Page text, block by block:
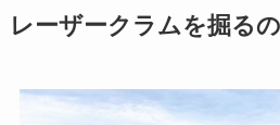
レーザークラムを掘る